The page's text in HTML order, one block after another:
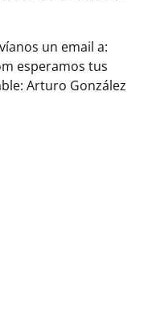
un email a:
esperamos tus
Arturo González